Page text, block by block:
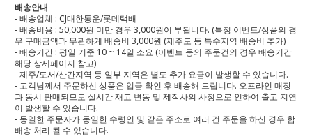
배송안내
- 배송업체 : CJ대한통운/롯데택배
- 배송비용 : 50,000원 미만 경우 3,000원이 부됩니다. (특정 이벤트/상품의 경
우 구매금액과 무관하게 배송비 3,000원 (제주도 등 특수지역 배송비 추가)
- 배송기간 : 평일 기준 10 ~ 14일 소요 (이벤트 등의 주문건의 경우 배송기간
해당 상세페이지 참고)
- 제주/도서/산간지역 등 일부 지역은 별도 추가 요금이 발생할 수 있습니다.
- 고객님께서 주문하신 상품은 입금 확인 후 배송해 드립니다. 오프라인 매장
과 동시 판매되므로 실시간 재고 변동 및 제작사의 사정으로 인하여 출고 지연
이 발생할 수 있습니다.
- 동일한 주문자가 동일한 수령인 및 같은 주소로 여러 건 주문을 하신 경우 합
배송 처리 될 수 있습니다.